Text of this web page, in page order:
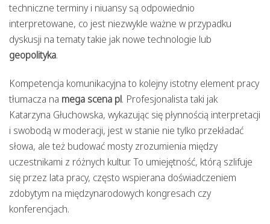
techniczne terminy i niuansy są odpowiednio
interpretowane, co jest niezwykle ważne w przypadku
dyskusji na tematy takie jak nowe technologie lub
geopolityka.
Kompetencja komunikacyjna to kolejny istotny element pracy
tłumacza na mega scena pl. Profesjonalista taki jak
Katarzyna Głuchowska, wykazując się płynnością interpretacji
i swobodą w moderacji, jest w stanie nie tylko przekładać
słowa, ale też budować mosty zrozumienia między
uczestnikami z różnych kultur. To umiejętność, którą szlifuje
się przez lata pracy, często wspierana doświadczeniem
zdobytym na międzynarodowych kongresach czy
konferencjach.